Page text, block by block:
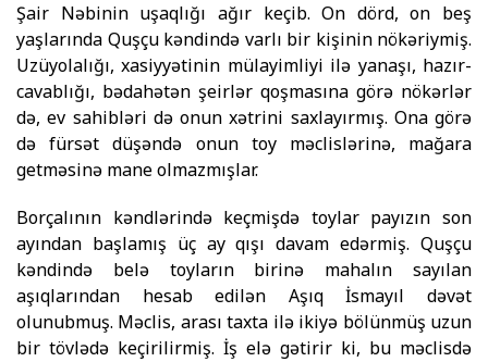
Şair Nəbinin uşaqlığı ağır keçib. On dörd, on beş
yaşlarında Quşçu kəndində varlı bir kişinin nökəriymiş.
Uzüyolalığı, xasiyyətinin mülayimliyi ilə yanaşı, hazır-
cavablığı, bədahətən şeirlər qoşmasına görə nökərlər
də, ev sahibləri də onun xətrini saxlayırmış. Ona görə
də fürsət düşəndə onun toy məclislərinə, mağara
getməsinə mane olmazmışlar.
Borçalının kəndlərində keçmişdə toylar payızın son
ayından başlamış üç ay qışı davam edərmiş. Quşçu
kəndində belə toyların birinə mahalın sayılan
aşıqlarından hesab edilən Aşıq İsmayıl dəvət
olunubmuş. Məclis, arası taxta ilə ikiyə bölünmüş uzun
bir tövlədə keçirilirmiş. İş elə gətirir ki, bu məclisdə